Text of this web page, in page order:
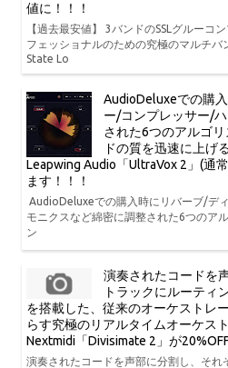
値に！！！
【過去最安値】 3バンドのSSLグルーコ
フェッショナルのための究極のマルチバ
State Lo
AudioDeluxeでの購
ー/コンプレッサー/
された6つのアルゴ
ドの質を迅速に上げ
Leapwing Audio「UltraVox 2」(通
ます！！！
AudioDeluxeでの購入時にリバーブ/デ
モニクスなど綿密に調整された6つのア
ン
演奏されたコードを
トラックにルーティ
を搭載した、従来のオーケストレ
らす究極のリアルタイムオーケス
Nextmidi「Divisimate 2」が
演奏されたコードを声部に分割し、それ